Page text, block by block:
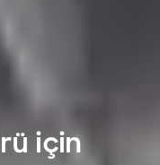
için